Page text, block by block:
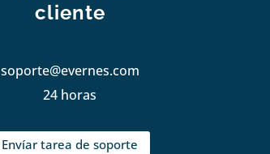
cliente
soporte@evernes.com
24 horas
Envíar tarea de soporte